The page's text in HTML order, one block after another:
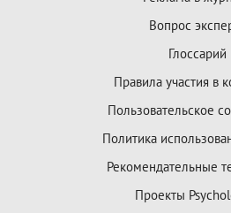
Вопрос
Глоссарий
Правила участия в
Пользовательское
Политика
Рекомендательные
Проекты